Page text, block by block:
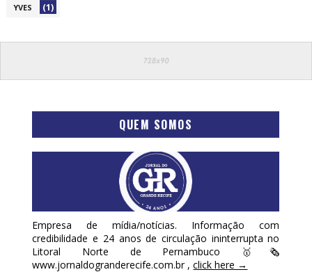
YVES (1)
QUEM SOMOS
Empresa de mídia/notícias. Informação com
credibilidade e 24 anos de circulação ininterrupta no
Litoral Norte de Pernambuco 🥇🗞
www.jornaldogranderecife.com.br ,click here →